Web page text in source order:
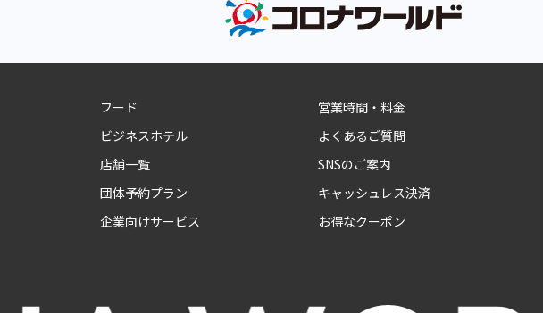
フード
ビジネスホテル
店舗一覧
団体予約プラン
企業向けサービス
営業時間・料金
よくあるご質問
SNSのご案内
キャッシュレス決済
お得なクーポン